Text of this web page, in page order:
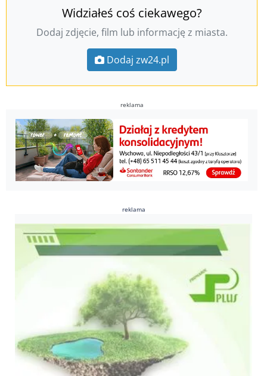
Widziałeś coś ciekawego?
Dodaj zdjęcie, film lub informację z miasta.
Dodaj zw24.pl
reklama
reklama